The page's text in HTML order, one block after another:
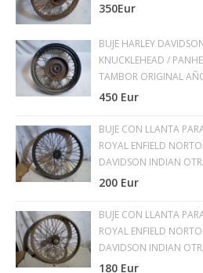
350Eur
BUJE HARLEY
KNUCKLEHEAD /
TAMBOR ORIGINAL
450 Eur
BUJE CON LLANTA
ROYAL ENFIELD
DAVIDSON INDIAN
200 Eur
BUJE CON LLANTA
ROYAL ENFIELD
DAVIDSON INDIAN
180 Eur